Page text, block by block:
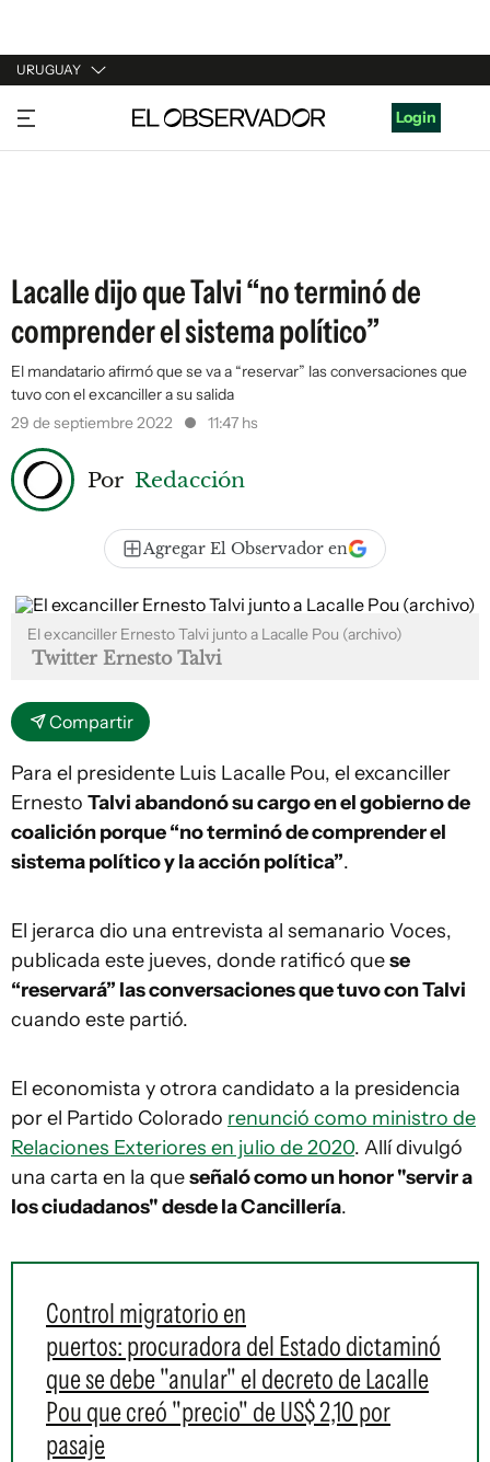
URUGUAY
URUGUAY
ARGENTINA
Login
Lacalle dijo que Talvi “no terminó de
comprender el sistema político”
El mandatario afirmó que se va a “reservar” las conversaciones que
tuvo con el excanciller a su salida
29 de septiembre 2022
11:47 hs
Por Redacción
Agregar El Observador en
El excanciller Ernesto Talvi junto a Lacalle Pou (archivo)
Twitter Ernesto Talvi
Compartir
Para el presidente Luis Lacalle Pou, el excanciller
Ernesto Talvi abandonó su cargo en el gobierno de
coalición porque “no terminó de comprender el
sistema político y la acción política”.
El jerarca dio una entrevista al semanario Voces,
publicada este jueves, donde ratificó quese
“reservará” las conversaciones que tuvo con Talvi
cuando este partió.
El economista y otrora candidato a la presidencia
por el Partido Colorado renunció como ministro de
Relaciones Exteriores en julio de 2020. Allí divulgó
una carta en la queseñaló como un honor "servir a
los ciudadanos" desde la Cancillería.
Control migratorio en
puertos: procuradora del Estado dictaminó
que se debe "anular" el decreto de Lacalle
Pou que creó "precio" de US$ 2,10 por
pasaje